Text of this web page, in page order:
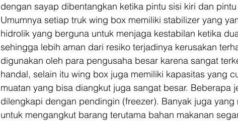
dengan sayap dibentangkan ketika pintu sisi kiri dan
Umumnya setiap truk wing box memiliki stabilizer yang
hidrolik yang berguna untuk menjaga kestabilan ketika
sehingga lebih aman dari resiko terjadinya kerusakan
digunakan oleh para pengusaha besar karena sangat
handal, selain itu wing box juga memiliki kapasitas yang
muatan yang bisa diangkut juga sangat besar. Beberapa
dilengkapi dengan pendingin (freezer). Banyak juga yang
untuk mengangkut barang terutama bahan makanan